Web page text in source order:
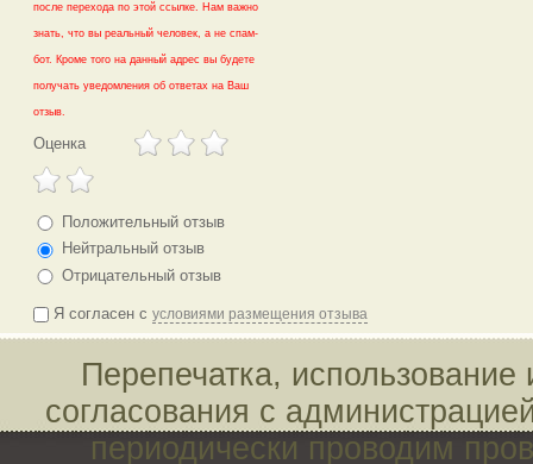
после перехода по этой ссылке. Нам важно
знать, что вы реальный человек, а не спам-
бот. Кроме того на данный адрес вы будете
получать уведомления об ответах на Ваш
отзыв.
Оценка
Положительный отзыв
Нейтральный отзыв
Отрицательный отзыв
Я согласен сусловиями размещения отзыва
Перепечатка,
согласования с
периодически проводим